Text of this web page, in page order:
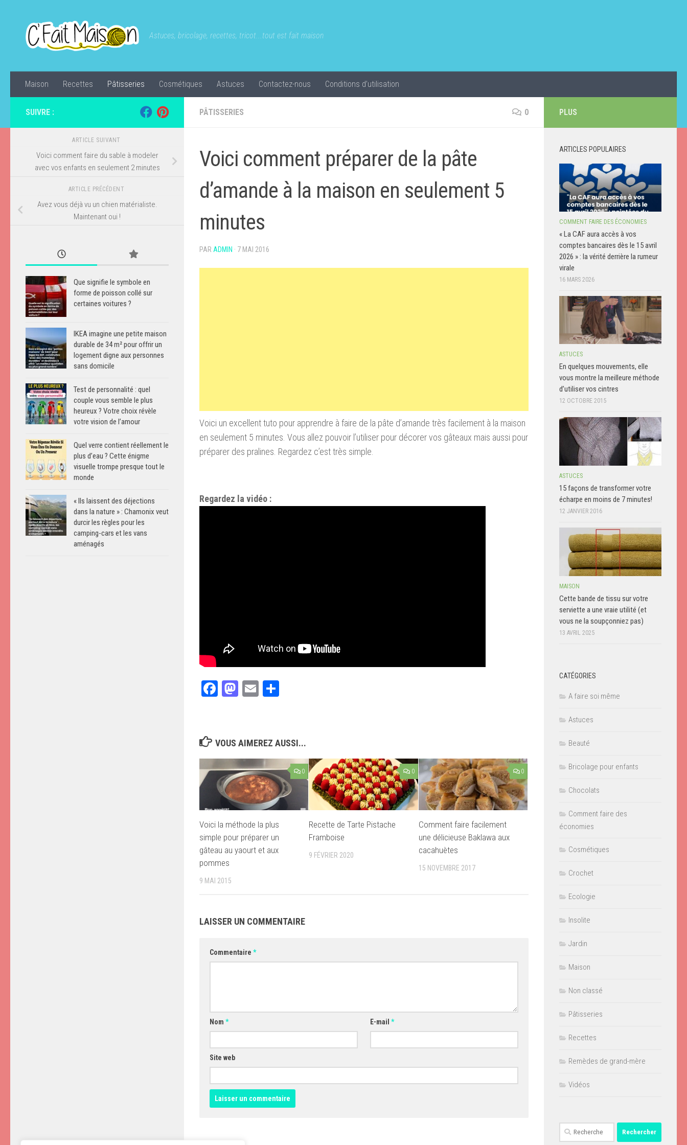
Astuces, bricolage, recettes, tricot...tout est fait maison
Maison Recettes Pâtisseries Cosmétiques Astuces Contactez-nous Conditions d’utilisation
PÂTISSERIES 0
Voici comment préparer de la pâte
d’amande à la maison en seulement 5
minutes
PAR ADMIN · 7 MAI 2016
Voici un excellent tuto pour apprendre à faire de la pâte d’amande très facilement à la maison
en seulement 5 minutes. Vous allez pouvoir l’utiliser pour décorer vos gâteaux mais aussi pour
préparer des pralines. Regardez c’est très simple.
Regardez la vidéo :
Facebook
Mastodon
Email
VOUS AIMEREZ AUSSI...
0
Voici la méthode la plus
simple pour préparer un
gâteau au yaourt et aux
pommes
9 MAI 2015
0
Recette de Tarte Pistache
Framboise
9 FÉVRIER 2020
0
Comment faire facilement
une délicieuse Baklawa aux
cacahuètes
15 NOVEMBRE 2017
LAISSER UN COMMENTAIRE
Commentaire *
Nom * E-mail*
Site web
SUIVRE :
ARTICLE SUIVANT
Voici comment faire du sable à modeler
avec vos enfants en seulement 2 minutes
ARTICLE PRÉCÉDENT
Avez vous déjà vu un chien matérialiste.
Maintenant oui !
Que signifie le symbole en
forme de poisson collé sur
certaines voitures ?
IKEA imagine une petite maison
durable de 34 m² pour offrir un
logement digne aux personnes
sans domicile
Test de personnalité : quel
couple vous semble le plus
heureux ? Votre choix révèle
votre vision de l’amour
Quel verre contient réellement le
plus d’eau ? Cette énigme
visuelle trompe presque tout le
monde
« Ils laissent des déjections
dans la nature » : Chamonix veut
durcir les règles pour les
camping-cars et les vans
aménagés
PLUS
ARTICLES POPULAIRES
COMMENT FAIRE DES ÉCONOMIES
« La CAF aura accès à vos
comptes bancaires dès le 15 avril
2026 » : la vérité derrière la rumeur
virale
16 MARS 2026
ASTUCES
En quelques mouvements, elle
vous montre la meilleure méthode
d’utiliser vos cintres
12 OCTOBRE 2015
ASTUCES
15 façons de transformer votre
écharpe en moins de 7 minutes!
12 JANVIER 2016
MAISON
Cette bande de tissu sur votre
serviette a une vraie utilité (et
vous ne la soupçonniez pas)
13 AVRIL 2025
CATÉGORIES
A faire soi même
Astuces
Beauté
Bricolage pour enfants
Chocolats
Comment faire des
économies
Cosmétiques
Crochet
Ecologie
Insolite
Jardin
Maison
Non classé
Pâtisseries
Recettes
Remèdes de grand-mère
Vidéos
Rechercher :